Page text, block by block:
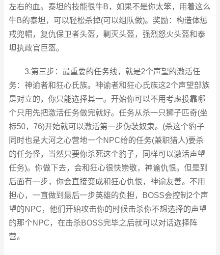
左右的血。泰坦的技能很牛B，如果不是你太笨，用着这么
牛B的泰坦，可以轻松杀掉(可以组队做)。奖励：构造体惩
戒兜帽，复仇保卫者头盔，剿灭头盔，强烈怒火头盔和泰
坦执政官巨盔。
3.第三步：最重要的任务线，就是2个声望的激活任
务：神谕者和狂心氏族。神谕者和狂心氏族这2个声望部族
是对立的，你只能选择其一。开始你可以不用考虑投靠哪
个只用先把激活任务做完就好。任务从杀一只狮子匹奇(坐
标50，76)开始就可以激活第一步伪装奴隶。(杀这个豹子
同时也是大河之心营地一个NPC给的任务(兼职猎人)要杀
的任务怪，当然只要你杀死这个豹子，同样可以激活声望
任务)。你做下去，会和狂心很快崇敬，神谕仇恨。但是到
后面有一步，你会直接变成和狂心仇恨，神谕友善。不用
担心，一直做到最后一步英雄的负担，BOSS会控制2个声
望的NPC，他们开始攻击你的时候击杀你不想选择的声望
的那个NPC，在击杀BOSS完毕之后就可以对话选择阵
营。